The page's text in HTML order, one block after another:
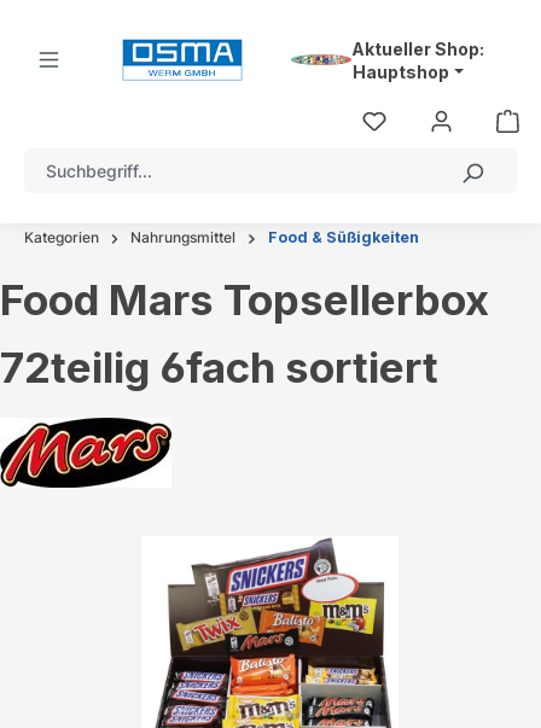
Aktueller Shop:
Hauptshop
Kategorien Nahrungsmittel Food & Süßigkeiten
Food Mars Topsellerbox
72teilig 6fach sortiert